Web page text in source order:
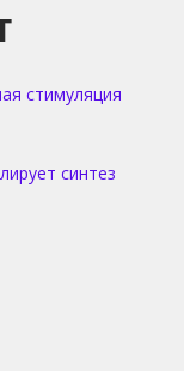
стимуляция
синтез